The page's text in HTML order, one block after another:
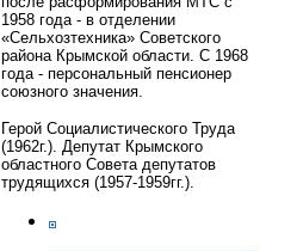
1958 года - в отделении
«Сельхозтехника» Советского
района Крымской области. С 1968
года - персональный пенсионер
союзного значения.
Герой Социалистического Труда
(1962г.). Депутат Крымского
областного Совета депутатов
трудящихся (1957-1959гг.).